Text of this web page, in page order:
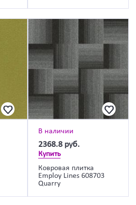
В наличии
2368.8 руб.
Купить
Ковровая плитка
Employ Lines 608703
Quarry